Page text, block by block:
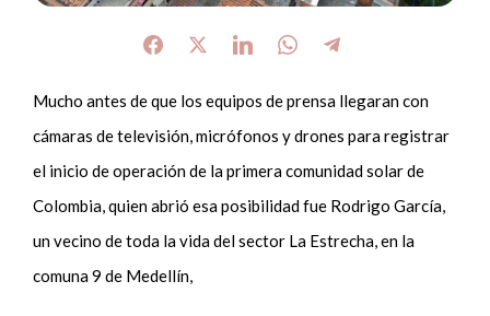
Mucho antes de que los equipos de prensa llegaran con
cámaras de televisión, micrófonos y drones para registrar
el inicio de operación de la primera comunidad solar de
Colombia, quien abrió esa posibilidad fue Rodrigo García,
un vecino de toda la vida del sector La Estrecha, en la
comuna 9 de Medellín,